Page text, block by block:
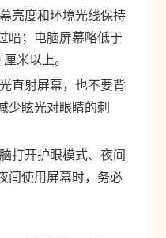
亮度和环境光线保持
暗；电脑屏幕略低于
米以上。
直射屏幕，也不要背
少眩光对眼睛的刺
打开护眼模式、夜间
间使用屏幕时，务必